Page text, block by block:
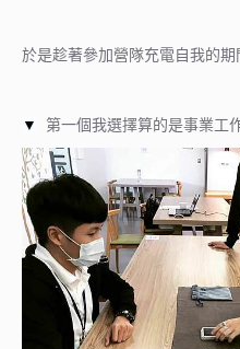
於是趁著參加營隊充電自我的期
▼ 第一個我選擇算的是事業工